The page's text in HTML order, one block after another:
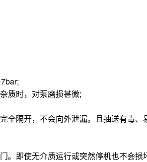
时，对泵磨损甚微;
隔开，不会向外泄漏。且抽送有毒、
即使无介质运行或突然停机也不会损